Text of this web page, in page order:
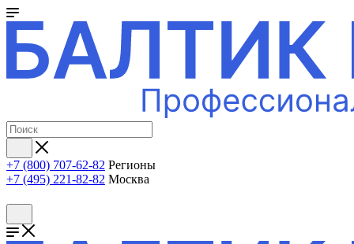
+7 (800) 707-62-82 Регионы
+7 (495) 221-82-82 Москва